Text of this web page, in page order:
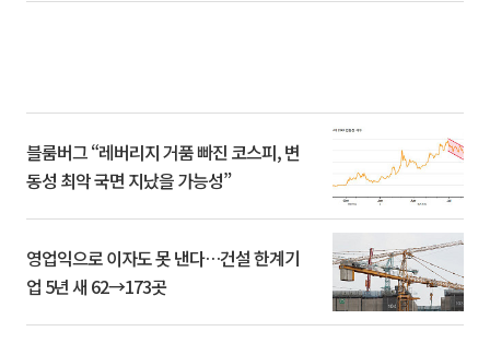
블룸버그 “레버리지 거품 빠진 코스피, 변
동성 최악 국면 지났을 가능성”
영업익으로 이자도 못 낸다…건설 한계기
업 5년 새 62→173곳